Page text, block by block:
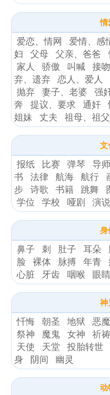
情
爱恋、情网 爱情、感
妇
父母 父亲、爸爸
家人
骄傲 叫喊 接吻
弃、遗弃
恋人、爱人
抛弃
妻子、老婆 强
奔
提议、要求 通奸
姐妹
丈夫 祖母、祖父
文
报纸 比赛 弹琴 导师
书
法律 航海 航行
步
诗歌 书籍 跳舞
学位
学校 哑剧 演说
身
鼻子 刺 肚子 耳朵
脸
裸体 脉搏 年青
心脏
牙齿 咽喉 眼睛
神
忏悔 朝圣 地狱 恶魔
祭神
魔鬼 女神 祈祷
天使
天堂 投胎转世
身
阴间 幽灵
动